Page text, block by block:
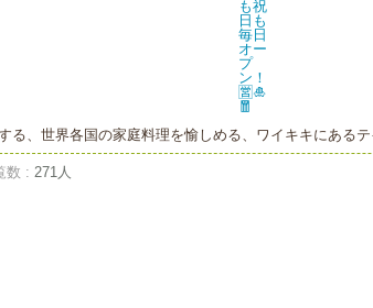
、世界各国の家庭料理を愉しめる、ワイキキにある
数 : 271人